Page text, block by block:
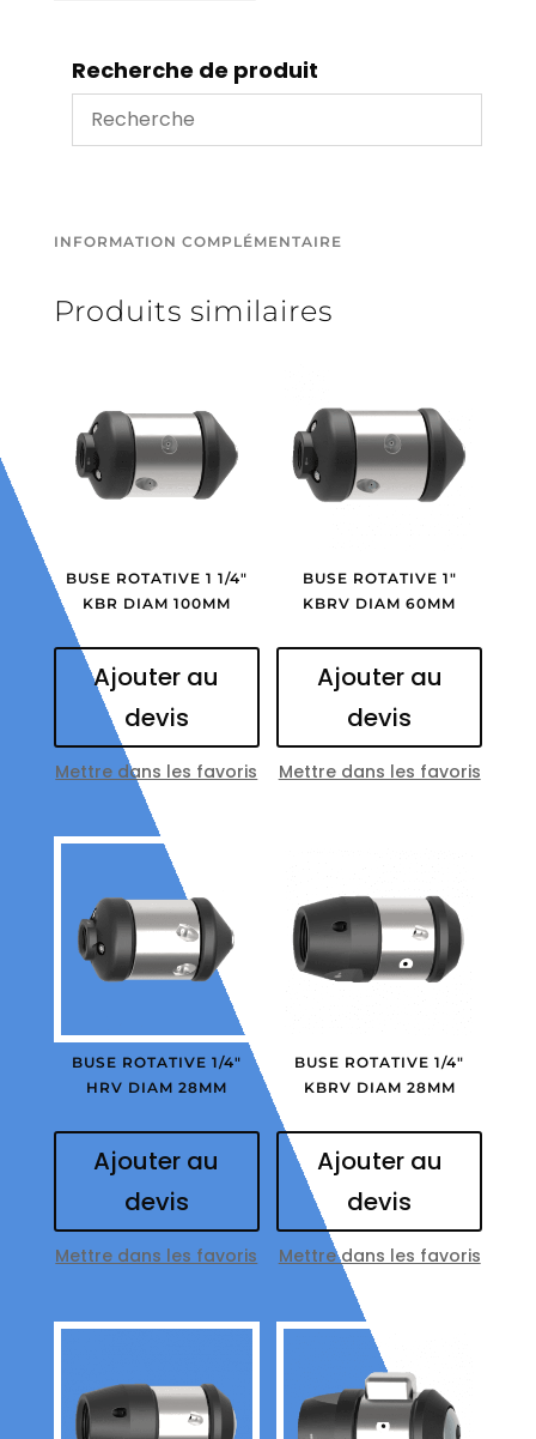
Recherche de produit
INFORMATION COMPLÉMENTAIRE
Produits similaires
BUSE ROTATIVE 1 1/4″
KBR DIAM 100MM
Ajouter au
devis
Mettre dans les favoris
BUSE ROTATIVE 1″
KBRV DIAM 60MM
Ajouter au
devis
Mettre dans les favoris
BUSE ROTATIVE 1/4″
HRV DIAM 28MM
Ajouter au
devis
Mettre dans les favoris
BUSE ROTATIVE 1/4″
KBRV DIAM 28MM
Ajouter au
devis
Mettre dans les favoris